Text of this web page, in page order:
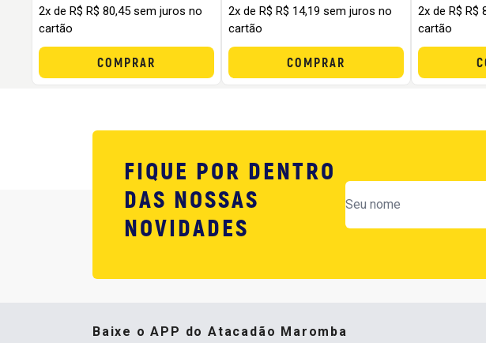
2x de R$ R$ 80,45 sem juros no
cartão
COMPRAR
2x de R$ R$ 14,19 sem juros no
cartão
COMPRAR
2x de R$ R$
cartão
FIQUE POR DENTRO
DAS NOSSAS
NOVIDADES
Baixe o APP do Atacadão Maromba